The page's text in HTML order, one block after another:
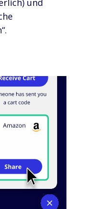
und